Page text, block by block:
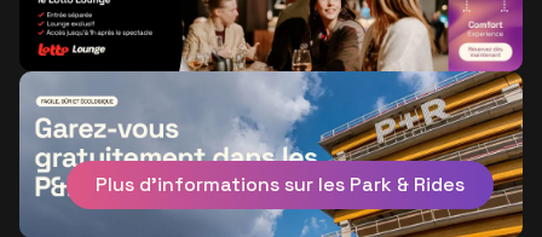
Plus d'informations sur les Park & Rides